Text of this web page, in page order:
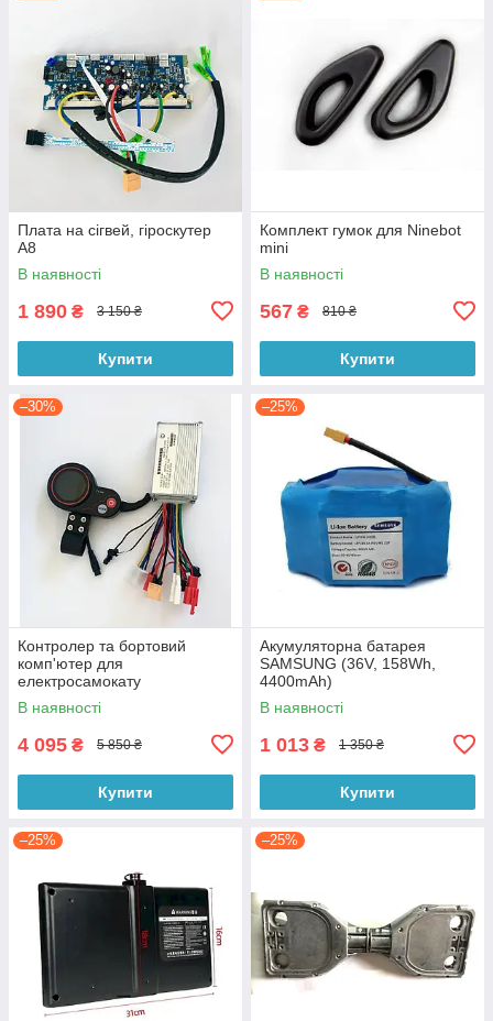
Плата на сігвей, гіроскутер
А8
В наявності
1 890 ₴ 3 150 ₴
Купити
Комплект гумок для Ninebot
mini
В наявності
567 ₴ 810 ₴
Купити
–30%
Контролер та бортовий
комп'ютер для
електросамокату
В наявності
4 095 ₴ 5 850 ₴
Купити
–25%
Акумуляторна батарея
SAMSUNG (36V, 158Wh,
4400mAh)
В наявності
1 013 ₴ 1 350 ₴
Купити
–25% –25%